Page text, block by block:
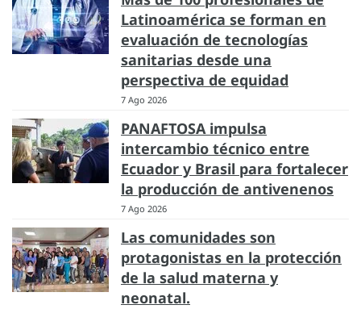
Latinoamérica se forman en
evaluación de tecnologías
sanitarias desde una
perspectiva de equidad
7 Ago 2026
PANAFTOSA impulsa
intercambio técnico entre
Ecuador y Brasil para fortalecer
la producción de antivenenos
7 Ago 2026
Las comunidades son
protagonistas en la protección
de la salud materna y
neonatal.